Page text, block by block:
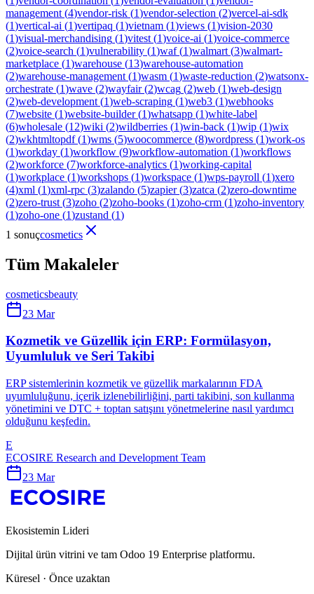
management (4)vendor-risk (1)vendor-selection (2)vercel-ai-sdk
(1)vertical-ai (1)vertipaq (1)vietnam (1)views (1)vision-2030
(1)visual-merchandising (1)vitest (1)voice-ai (1)voice-commerce
(2)voice-search (1)vulnerability (1)waf(1)walmart (3)walmart-
marketplace (1)warehouse (13)warehouse-automation
(2)warehouse-management (1)wasm (1)waste-reduction (2)watsonx-
orchestrate (1)wave (2)wayfair(2)wcag (2)web (1)web-design
(2)web-development (1)web-scraping (1)web3 (1)webhooks
(7)website (1)website-builder(1)whatsapp (1)white-label
(6)wholesale (12)wiki (2)wildberries (1)win-back (1)wip (1)wix
(2)wkhtmltopdf(1)wms (5)woocommerce (8)wordpress (1)work-os
(1)workday (1)workflow (9)workflow-automation (1)workflows
(2)workforce (7)workforce-analytics (1)working-capital
(1)workplace (1)workshops (1)workspace (1)wps-payroll (1)xero
(4)xml (1)xml-rpc (3)zalando (5)zapier(3)zatca (2)zero-downtime
(2)zero-trust (3)zoho (2)zoho-books (1)zoho-crm (1)zoho-inventory
(1)zoho-one (1)zustand (1)
1 sonuçcosmetics
Tüm Makaleler
cosmeticsbeauty
23 Mar
Kozmetik ve Güzellik için ERP: Formülasyon,
Uyumluluk ve Seri Takibi
ERP sistemlerinin kozmetik ve güzellik markalarının FDA
uyumluluğunu, içerik izlenebilirliğini, parti takibini, son kullanma
yönetimini ve DTC + toptan satışını yönetmelerine nasıl yardımcı
olduğunu keşfedin.
E
ECOSIRE Research and Development Team
23 Mar
Ekosistemin Lideri
Dijital ürün vitrini ve tam Odoo 19 Enterprise platformu.
Küresel · Önce uzaktan